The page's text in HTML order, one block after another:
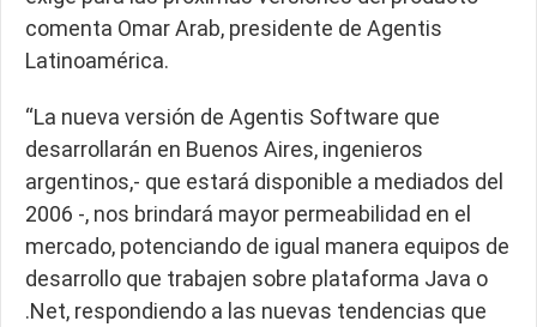
comenta Omar Arab, presidente de Agentis
Latinoamérica.
“La nueva versión de Agentis Software que
desarrollarán en Buenos Aires, ingenieros
argentinos,- que estará disponible a mediados del
2006 -, nos brindará mayor permeabilidad en el
mercado, potenciando de igual manera equipos de
desarrollo que trabajen sobre plataforma Java o
.Net, respondiendo a las nuevas tendencias que